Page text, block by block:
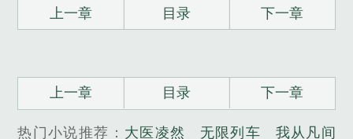
上一章 目录 下一章
上一章 目录 下一章
热门小说推荐： 大医凌然 无限列车
我从凡间